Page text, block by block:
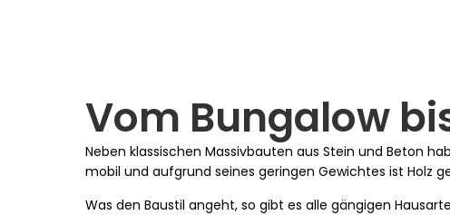
Vom Bungalow
Neben klassischen Massivbauten aus Stein und Beton
mobil und aufgrund seines geringen Gewichtes ist Holz
Was den Baustil angeht, so gibt es alle gängigen